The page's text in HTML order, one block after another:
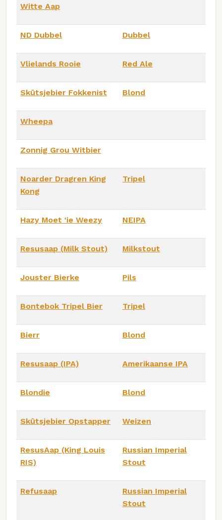
Witte Aap
ND Dubbel Dubbel
Vlielands Rooie Red Ale
Skûtsjebier Fokkenist Blond
Wheepa
Zonnig Grou Witbier
Noarder Dragren King
Kong
Tripel
Hazy Moet 'ie Weezy NEIPA
Resusaap (Milk Stout) Milkstout
Jouster Bierke Pils
Bontebok Tripel Bier Tripel
Bierr Blond
Resusaap (IPA) Amerikaanse IPA
Blondie Blond
Skûtsjebier Opstapper Weizen
ResusAap (King Louis
RIS)
Russian Imperial
Stout
Refusaap
Russian Imperial
Stout